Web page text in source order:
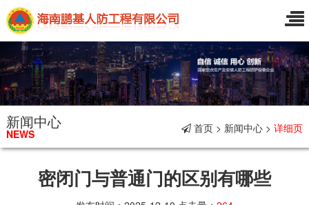
新闻中心
NEWS 首页 > 新闻中心 >详细页
密闭门与普通门的区别有哪些